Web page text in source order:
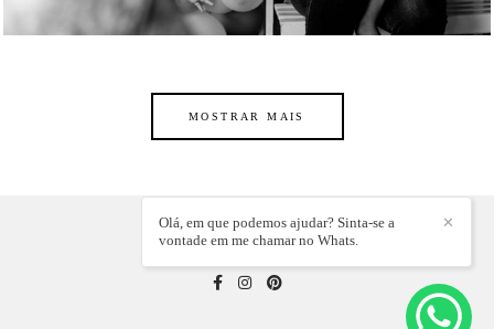
MOSTRAR MAIS
DOUGLAS GAVINHO/CONTATO
✕
Olá, em que podemos ajudar? Sinta-se a
vontade em me chamar no Whats.